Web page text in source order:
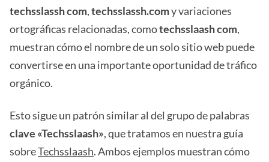
techsslassh com,techsslassh.comy variaciones
ortográficas relacionadas, comotechsslaash com,
muestran cómo el nombre de un solo sitio web puede
convertirse en una importante oportunidad de tráfico
orgánico.
Esto sigue un patrón similar al del grupo de palabras
clave «Techsslaash», que tratamos en nuestra guía
sobreTechsslaash. Ambos ejemplos muestran cómo